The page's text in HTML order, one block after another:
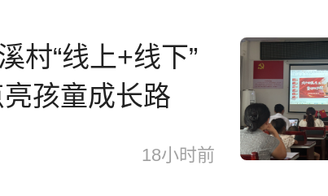
村“线上+线下”
孩童成长路
18小时前